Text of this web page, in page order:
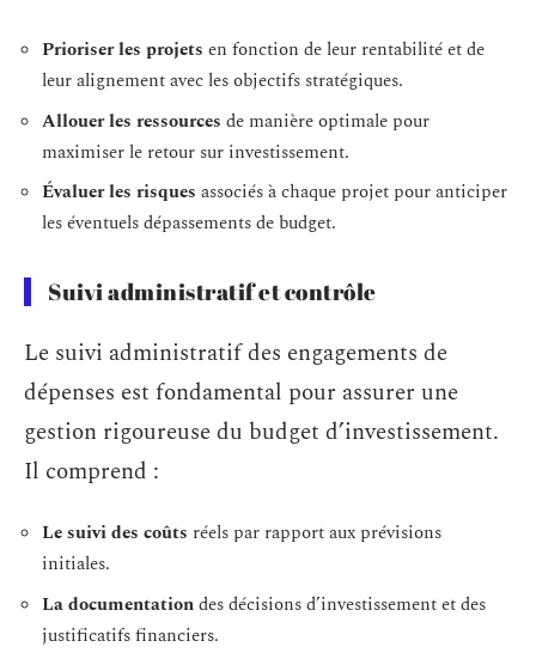
Prioriser les projets en fonction de leur rentabilité et de
leur alignement avec les objectifs stratégiques.
Allouer les ressources de manière optimale pour
maximiser le retour sur investissement.
Évaluer les risques associés à chaque projet pour anticiper
les éventuels dépassements de budget.
Suivi administratif et contrôle
Le suivi administratif des engagements de
dépenses est fondamental pour assurer une
gestion rigoureuse du budget d’investissement.
Il comprend :
Le suivi des coûts réels par rapport aux prévisions
initiales.
La documentationdes décisions d’investissement et des
justificatifs financiers.